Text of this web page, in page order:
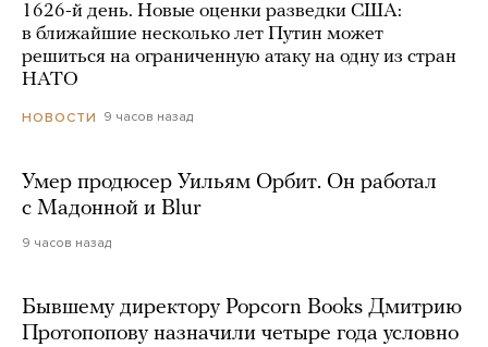
1626-й день. Новые оценки разведки США:
в ближайшие несколько лет Путин может
решиться на ограниченную атаку на одну из стран
НАТО
НОВОСТИ 9 часов назад
Умер продюсер Уильям Орбит. Он работал
с Мадонной и Blur
9 часов назад
Бывшему директору Popcorn Books Дмитрию
Протопопову назначили четыре года условно